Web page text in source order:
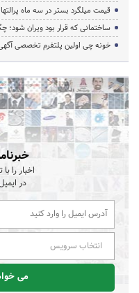
قیمت میلگرد بستر در سه ماه
ساختمانی که قرار بود ویران شود؛
خونه چی اولین پلتفرم تخصصی آگهی
اخبار را
در
انتخاب سرویس
می